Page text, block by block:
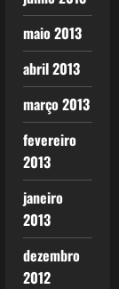
maio 2013
abril 2013
março 2013
fevereiro
2013
janeiro
2013
dezembro
2012